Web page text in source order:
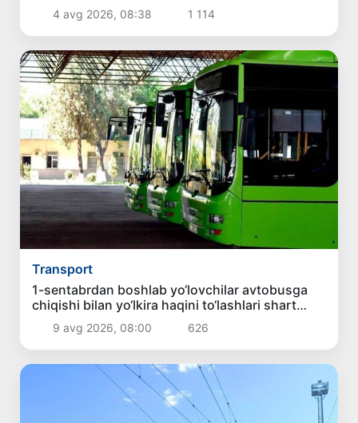
4 avg 2026, 08:38 1 114
Transport
1-sentabrdan boshlab yo‘lovchilar avtobusga
chiqishi bilan yo‘lkira haqini to‘lashlari shart
bo‘ladi9 avg 2026, 08:00 626